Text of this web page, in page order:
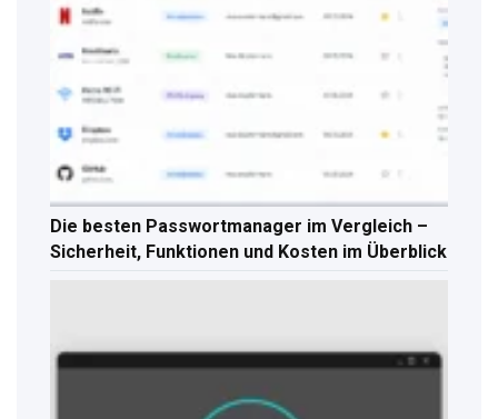
Die besten Passwortmanager im Vergleich –
Sicherheit, Funktionen und Kosten im Überblick